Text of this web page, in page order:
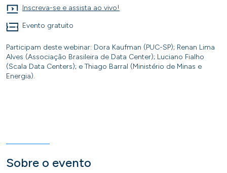
Inscreva-se e assista ao vivo!
Evento gratuito
Participam deste webinar: Dora Kaufman (PUC-SP); Renan Lima
Alves (Associação Brasileira de Data Center); Luciano Fialho
(Scala Data Centers); e Thiago Barral (Ministério de Minas e
Energia).
Sobre o evento